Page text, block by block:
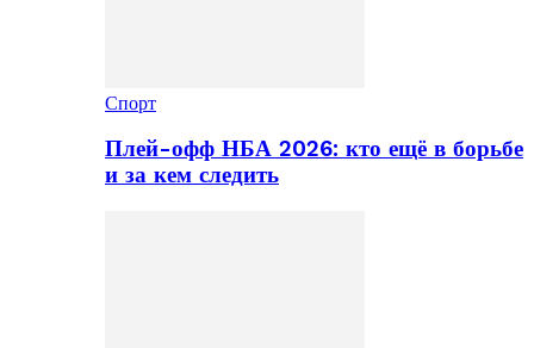
Спорт
Плей-офф НБА 2026: кто ещё в борьбе
и за кем следить